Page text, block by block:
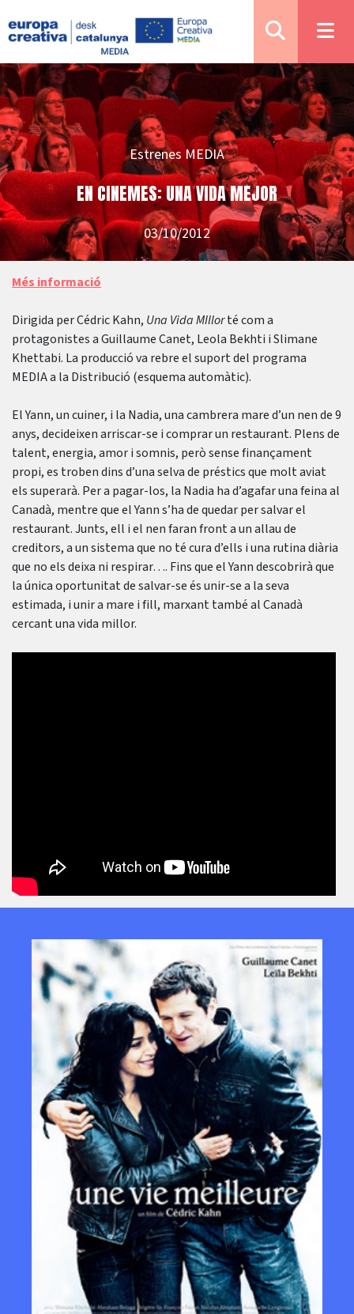
Estrenes MEDIA
EN CINEMES: UNA VIDA MEJOR
03/10/2012
Més informació
Dirigida per Cédric Kahn, Una Vida MIllorté com a
protagonistes a Guillaume Canet, Leola Bekhti i Slimane
Khettabi. La producció va rebre el suport del programa
MEDIA a la Distribució (esquema automàtic).
El Yann, un cuiner, i la Nadia, una cambrera mare d’un nen de 9
anys, decideixen arriscar-se i comprar un restaurant. Plens de
talent, energia, amor i somnis, però sense finançament
propi, es troben dins d’una selva de préstics que molt aviat
els superarà. Per a pagar-los, la Nadia ha d’agafar una feina al
Canadà, mentre que el Yann s’ha de quedar per salvar el
restaurant. Junts, ell i el nen faran front a un allau de
creditors, a un sistema que no té cura d’ells i una rutina diària
que no els deixa ni respirar…. Fins que el Yann descobrirà que
la única oportunitat de salvar-se és unir-se a la seva
estimada, i unir a mare i fill, marxant també al Canadà
cercant una vida millor.